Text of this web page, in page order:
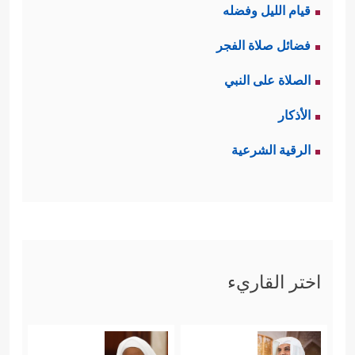
أخذ القرآن يُذَكِّرُهم بما هو موجودٌ في
أعماق فطرتهم من اعترافٍ بوحدانيَّته
تعالى في الخلق، وهذا من شأنه أن
يقودهم إلى توحيده تعالى في العبادة
والطاعة؛ إذ لا معنى لِأَن يؤمن الإنسان
يقول القرآن:
وَٱلۡأَرۡضَ وَمَا بَیۡنَهُمَا فِی سِتَّةِ أَیَّامࣲ ثُمَّ ٱسۡتَوَىٰ عَلَى
قيام الليل وفضله
فضائل صلاة الفجر
الصلاة على النبي
الأذكار
الرقية الشرعية
اختر القاريء